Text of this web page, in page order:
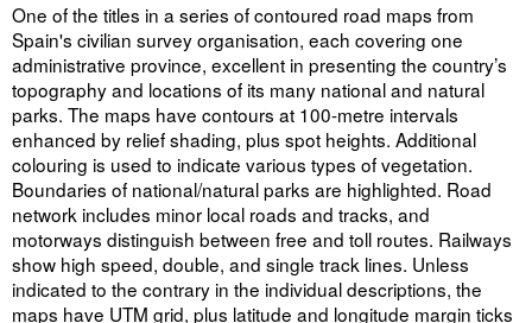
One of the titles in a series of contoured road maps from
Spain's civilian survey organisation, each covering one
administrative province, excellent in presenting the country’s
topography and locations of its many national and natural
parks. The maps have contours at 100-metre intervals
enhanced by relief shading, plus spot heights. Additional
colouring is used to indicate various types of vegetation.
Boundaries of national/natural parks are highlighted. Road
network includes minor local roads and tracks, and
motorways distinguish between free and toll routes. Railways
show high speed, double, and single track lines. Unless
indicated to the contrary in the individual descriptions, the
maps have UTM grid, plus latitude and longitude margin ticks